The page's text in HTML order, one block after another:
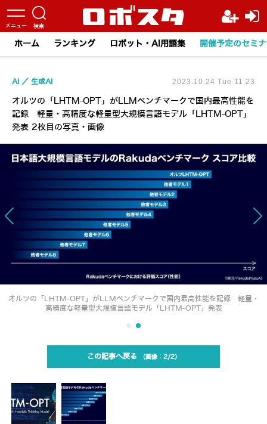
ホーム ランキング ロボット・AI用語集 開催予定のセミ
オルツの「LHTM-OPT」がLLMベンチマークで国内最高性能を
記録 軽量・高精度な軽量型大規模言語モデル「LHTM-OPT」
発表 2枚目の写真・画像
AI 生成AI 2023.10.24 Tue 11:23
オルツの「LHTM-OPT」がLLMベンチマークで国内最高性能を記録 軽量・
高精度な軽量型大規模言語モデル「LHTM-OPT」発表
この記事へ戻る 2/2